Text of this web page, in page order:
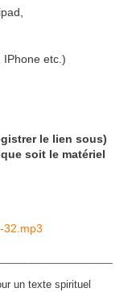
etc.)
le lien sous)
soit le matériel
32.mp3
un texte spirituel